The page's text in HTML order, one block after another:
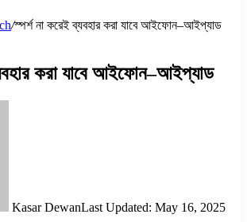
/স্পর্শ না করেই ব্যবহার করা যাবে আইফোন–আইপ্যাড
করা যাবে আইফোন–আইপ্যাড
Kasar DewanLast Updated: May 16, 2025